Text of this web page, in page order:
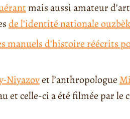
mais aussi amateur
de l’identité nationale
manuels d’histoire réécrits
Niyazovet l’anthropologue
et celle-ci a été filmée par le